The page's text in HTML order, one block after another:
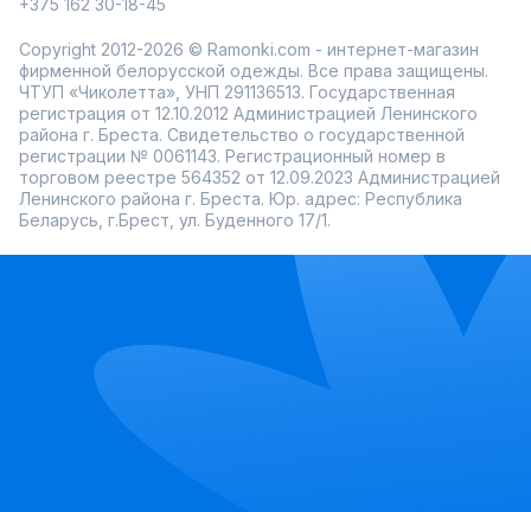
впитывается и не оставляет жирного блеска. В
ассортименте представлены средства с разными
ароматами и свойствами, чтобы каждый мог найти
подходящий вариант.
Загляните в каталог Ramonki, чтобы выбрать идеальный
уход для ног и наслаждаться ощущением комфорта
каждый день!
+375 162 30-18-45
Copyright 2012-2026 © Ramonki.com - интернет-магазин
фирменной белорусской одежды. Все права защищены.
ЧТУП «Чиколетта», УНП 291136513. Государственная
регистрация от 12.10.2012 Администрацией Ленинского
района г. Бреста. Свидетельство о государственной
регистрации № 0061143. Регистрационный номер в
торговом реестре 564352 от 12.09.2023 Администрацией
Ленинского района г. Бреста. Юр. адрес: Республика
Беларусь, г.Брест, ул. Буденного 17/1.